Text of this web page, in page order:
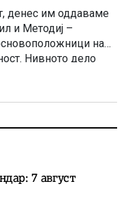
денес им оддаваме
и Методиј –
на
Нивното дело
темели на
азбука –
7 август